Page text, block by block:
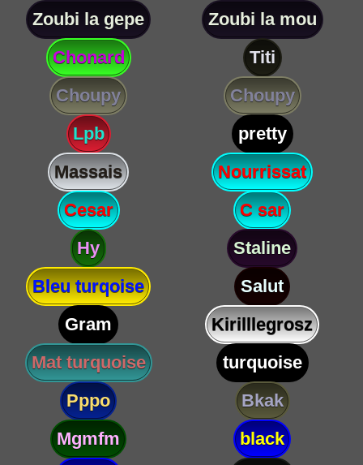
Zoubi la gepe
Zoubi la mou
Chonard
Titi
Choupy
Choupy
Lpb
pretty
Massais
Nourrissat
Cesar
C sar
Hy
Staline
Bleu turqoise
Salut
Gram
Kirilllegrosz
Mat turquoise
turquoise
Pppo
Bkak
Mgmfm
black